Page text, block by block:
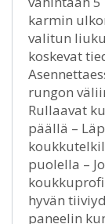
karmin
valitun
koskevat
rungon
Rullaavat
päällä –
puolella –
hyvän
paneelin